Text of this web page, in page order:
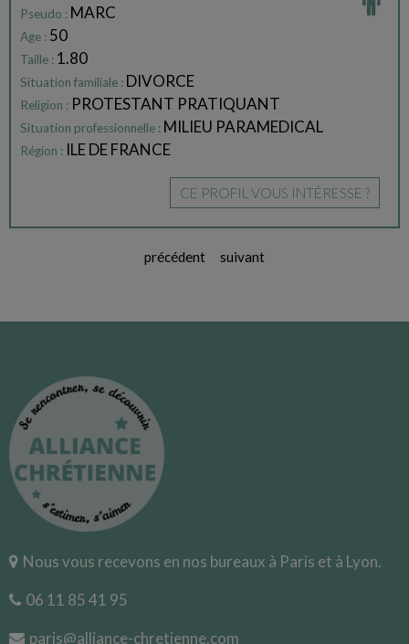
Pseudo : MARC
Age : 50
Taille : 1.80
Situation familiale : DIVORCE
Religion : PROTESTANT PRATIQUANT
Situation professionnelle : MILIEU PARAMEDICAL
Région : ILE DE FRANCE
CE PROFIL VOUS INTÉRESSE ?
précédent suivant
Nous vous recevons en nos bureaux à Paris et à Lyon.
06 11 85 41 95
paris@alliance-chretienne.com